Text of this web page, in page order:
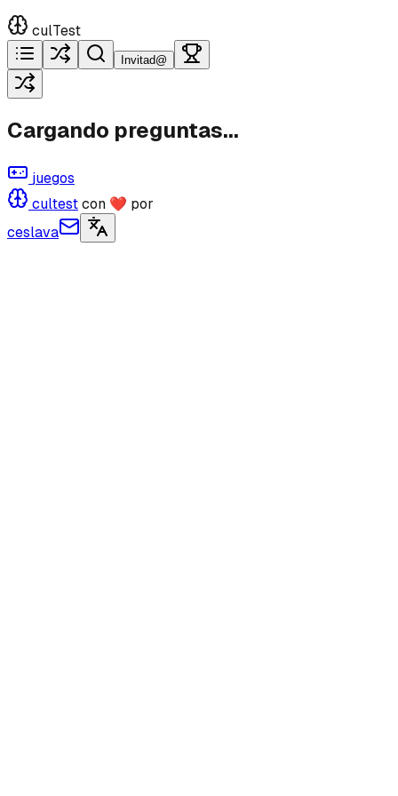
culTest
Invitad@
Cargando preguntas...
juegos
cultestcon ❤ por
ceslava